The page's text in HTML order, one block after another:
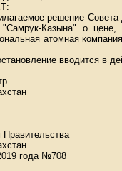
решение
"Самрук-Казына" о цене,
атомная
вводится в
Правительства
года №708